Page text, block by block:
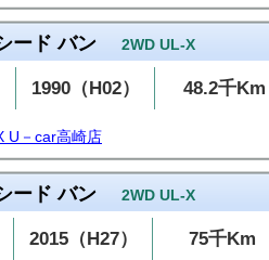
ード バン 2WD UL-X
1990（H02） 48.2千Km
U－car高崎店
ード バン 2WD UL-X
2015（H27） 75千Km